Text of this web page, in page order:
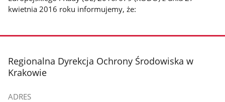
kwietnia 2016 roku informujemy, że:
stopka
Regionalna Dyrekcja Ochrony Środowiska w
Krakowie
ADRES